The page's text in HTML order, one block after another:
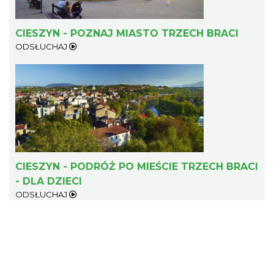
Cieszyn
0.41 km
Cieszyn
0.45 km
CIESZYN - POZNAJ MIASTO TRZECH BRACI
ODSŁUCHAJ
CIESZYN - PODRÓŻ PO MIEŚCIE TRZECH BRACI
- DLA DZIECI
ODSŁUCHAJ